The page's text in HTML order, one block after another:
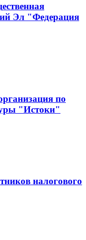
Эл "Федерация
по
"Истоки"
налогового